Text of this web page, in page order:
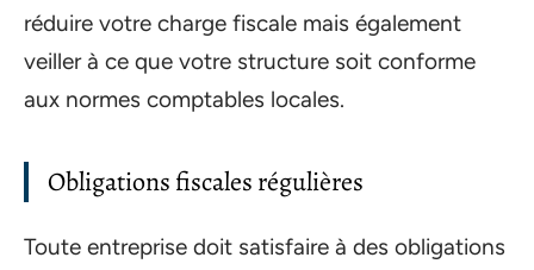
réduire votre charge fiscale mais également
veiller à ce que votre structure soit conforme
aux normes comptables locales.
Obligations fiscales régulières
Toute entreprise doit satisfaire à des obligations